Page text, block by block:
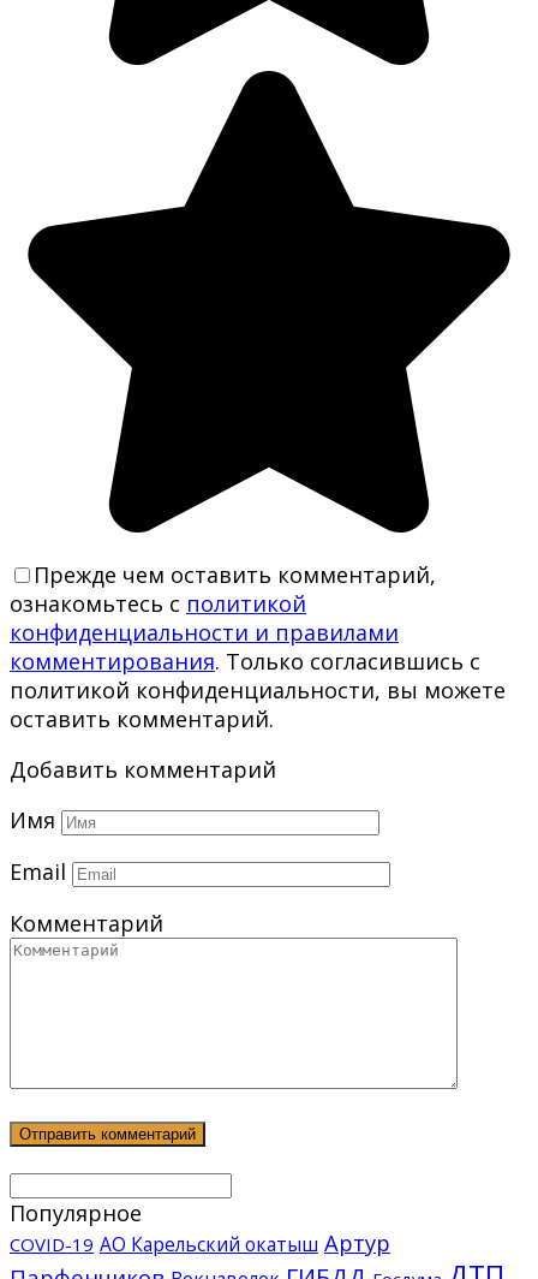
Прежде чем оставить комментарий,
ознакомьтесь с политикой
конфиденциальности и правилами
комментирования. Только согласившись с
политикой конфиденциальности, вы можете
оставить комментарий.
Добавить комментарий
Имя
Email
Комментарий
Популярное
COVID-19 АО Карельский окатыш Артур